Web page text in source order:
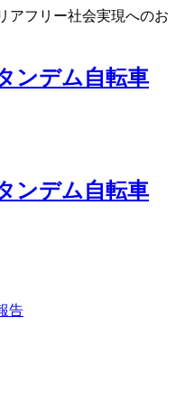
アフリー社会実現へのお